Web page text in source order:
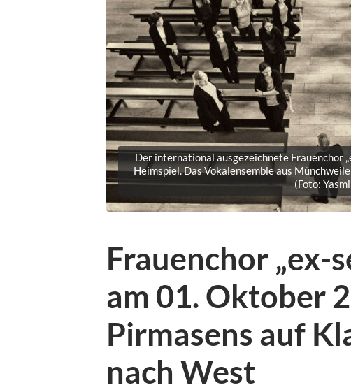
Der international ausgezeichnete Frauenchor
Heimspiel. Das Vokalensemble aus
(Foto:
Frauenchor „ex-
am 01. Oktober
Pirmasens auf
nach West